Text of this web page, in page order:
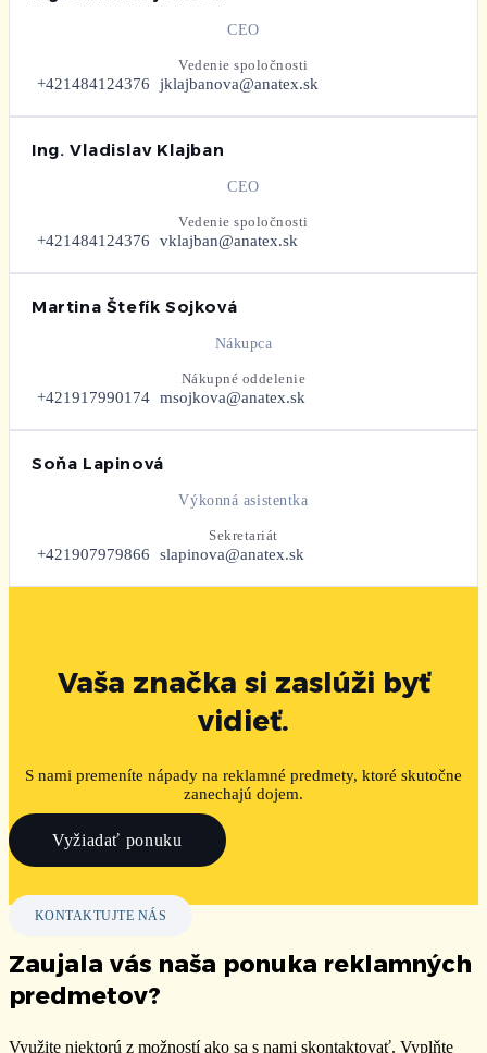
CEO
Vedenie spoločnosti
+421484124376 jklajbanova@anatex.sk
Ing. Vladislav Klajban
CEO
Vedenie spoločnosti
+421484124376 vklajban@anatex.sk
Martina Štefík Sojková
Nákupca
Nákupné oddelenie
+421917990174 msojkova@anatex.sk
Soňa Lapinová
Výkonná asistentka
Sekretariát
+421907979866 slapinova@anatex.sk
Vaša značka si zaslúži byť
vidieť.
S nami premeníte nápady na reklamné predmety, ktoré skutočne
zanechajú dojem.
Vyžiadať ponuku
KONTAKTUJTE NÁS
Zaujala vás naša ponuka reklamných
predmetov?
Využite niektorú z možností ako sa s nami skontaktovať. Vyplňte